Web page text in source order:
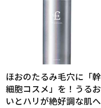
ほおのたるみ毛穴に「幹
細胞コスメ」を！うるお
いとハリが絶好調な肌へ